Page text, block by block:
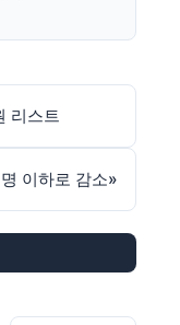
리스트
이하로 감소»